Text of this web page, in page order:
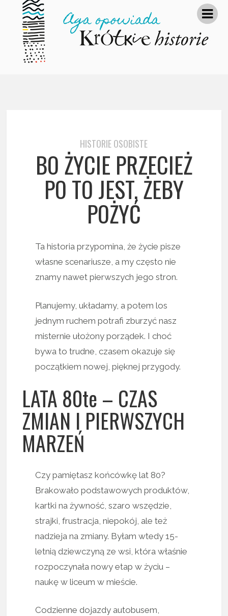
HISTORIE OSOBISTE
BO ŻYCIE PRZECIEŻ
PO TO JEST, ŻEBY
POŻYĆ
Ta historia przypomina, że życie pisze
własne scenariusze, a my często nie
znamy nawet pierwszych jego stron.
Planujemy, układamy, a potem los
jednym ruchem potrafi zburzyć nasz
misternie ułożony porządek. I choć
bywa to trudne, czasem okazuje się
początkiem nowej, pięknej przygody.
LATA 80te – CZAS
ZMIAN I PIERWSZYCH
MARZEŃ
Czy pamiętasz końcówkę lat 80?
Brakowało podstawowych produktów,
kartki na żywność, szaro wszędzie,
strajki, frustracja, niepokój, ale też
nadzieja na zmiany. Byłam wtedy 15-
letnią dziewczyną ze wsi, która właśnie
rozpoczynała nowy etap w życiu –
naukę w liceum w mieście.
Codzienne dojazdy autobusem,